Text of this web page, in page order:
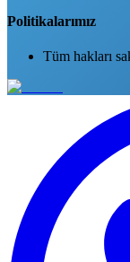
Politikalarımız
Tüm hakları